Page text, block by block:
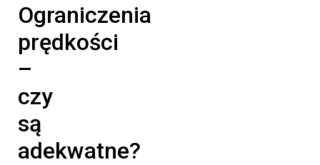
Ograniczenia
prędkości
–
czy
są
adekwatne?